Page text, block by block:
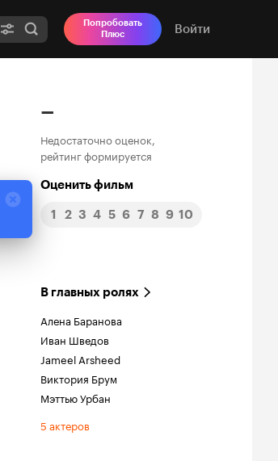
Попробовать
Плюс
Войти
–
Недостаточно оценок,
рейтинг формируется
Оценить фильм
1 2 3 4 5 6 7 8 9 10
В главных ролях
Алена Баранова
Иван Шведов
Jameel Arsheed
Виктория Брум
Мэттью Урбан
5 актеров